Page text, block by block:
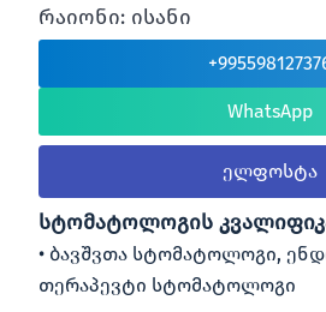
რაიონი: ისანი
WhatsApp
ელფოსტა
სტომატოლოგის
ბავშვთა სტომატოლოგი,
თერაპევტი სტომატოლოგი